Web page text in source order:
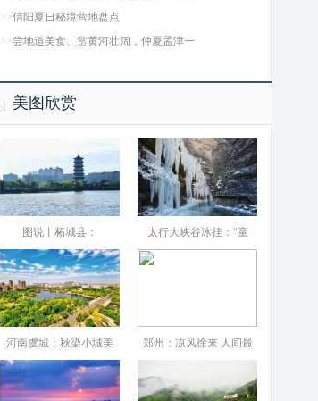
>>信阳夏日秘境营地盘点
>>尝地道美食、赏黄河壮阔，仲夏孟津一
美图欣赏
图说丨柘城县：‌ 太行大峡谷冰挂：“童
河南虞城：秋染小城美 郑州：凉风徐来 人间最